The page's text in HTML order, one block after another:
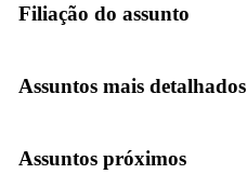
Filiação do assunto
Assuntos mais detalhados
Assuntos próximos